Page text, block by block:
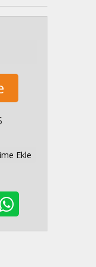
Ekle